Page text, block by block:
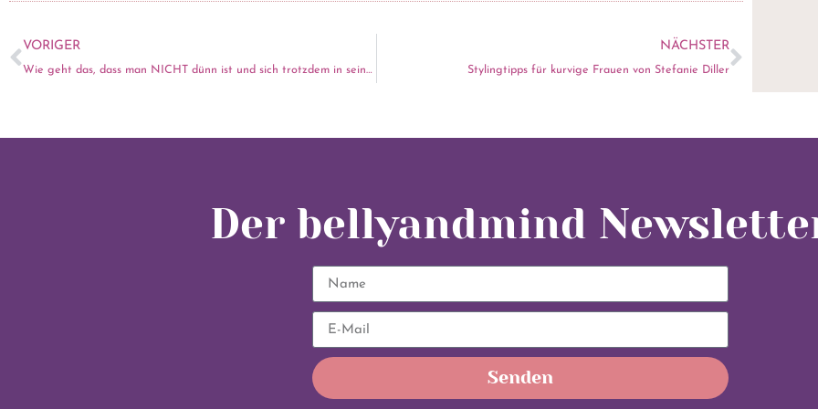
VORIGER
Wie geht das, dass man NICHT dünn ist und sich trotzdem in seinem Körper wohl fühlt?
NÄCHSTER
Stylingtipps für kurvige Frauen von Stefanie Diller
Der bellyandmind
Senden